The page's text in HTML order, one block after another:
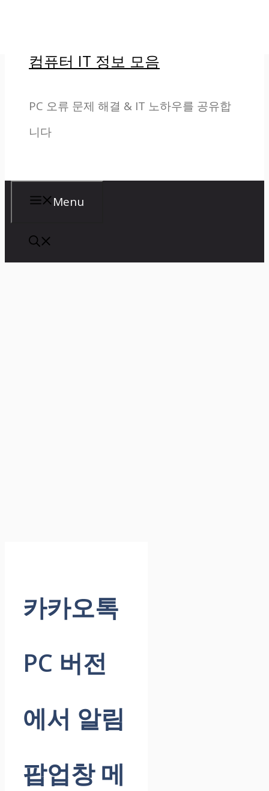
컴퓨터 IT 정보 모음
PC 오류 문제 해결 & IT 노하우를 공유합
니다
Menu
카카오톡
PC 버전
에서 알림
팝업창 메